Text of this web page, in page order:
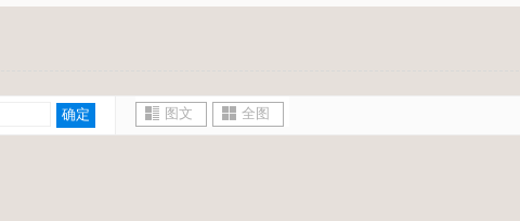
确定 图文 全图